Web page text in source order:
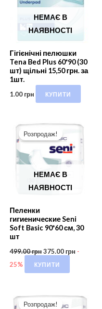
НЕМАЄ В
НАЯВНОСТІ
Гігієнічні пелюшки
Tena Bed Plus 60*90 (30
шт) щільні 15,50 грн. за
1шт.
1.00 грн КУПИТИ
НЕМАЄ В
НАЯВНОСТІ
Розпродаж!
Пеленки
гигиенические Seni
Soft Basic 90*60 см, 30
шт
499.00грн375.00 грн -
25%
КУПИТИ
Розпродаж!